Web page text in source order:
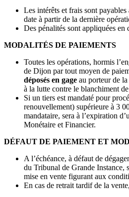
Les intérêts et frais sont
date à partir de la dernière
Des pénalités sont appliquées
MODALITÉS DE PAIEMENTS
Toutes les opérations, hormis
de Dijon par tout moyen de
déposés en gage au porteur de
à la lutte contre le blanchiment
Si un tiers est mandaté pour
renouvellement) supérieure à 3
mandataire, sera à l’expiration
Monétaire et Financier.
DÉFAUT DE PAIEMENT ET
A l’échéance, à défaut de
du Tribunal de Grande Instance,
mise en vente figurant aux
En cas de retrait tardif de la